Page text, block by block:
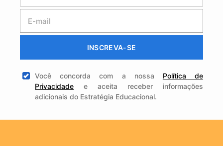
INSCREVA-SE
Você concorda com a nossa Política de
Privacidade e aceita receber informações
adicionais do Estratégia Educacional.